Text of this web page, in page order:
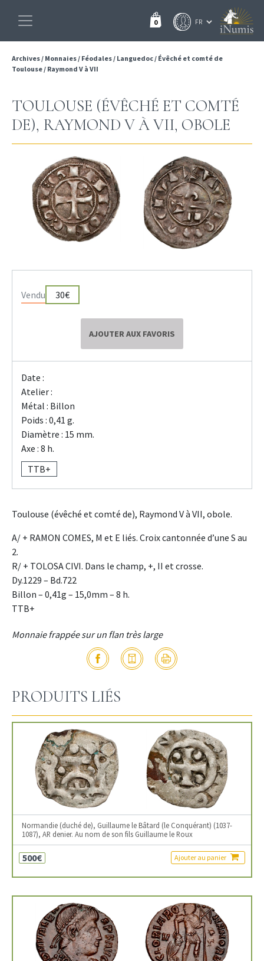
0
Archives/ Monnaies/ Féodales/ Languedoc/ Évêché et comté de
Toulouse/ Raymond V à VII
TOULOUSE (ÉVÊCHÉ ET COMTÉ
DE), RAYMOND V À VII, OBOLE
Vendu 30€
AJOUTER AUX FAVORIS
Date :
Atelier :
Métal : Billon
Poids : 0,41 g.
Diamètre : 15 mm.
Axe : 8 h.
TTB+
Toulouse (évêché et comté de), Raymond V à VII, obole.
A/ + RAMON COMES, M et E liés. Croix cantonnée d’une S au
2.
R/ + TOLOSA CIVI. Dans le champ, +, II et crosse.
Dy.1229 – Bd.722
Billon – 0,41g – 15,0mm – 8 h.
TTB+
Monnaie frappée sur un flan très large
PRODUITS LIÉS
Normandie (duché de), Guillaume le Bâtard (le Conquérant) (1037-
1087), AR denier. Au nom de son fils Guillaume le Roux
500€ Ajouter au panier